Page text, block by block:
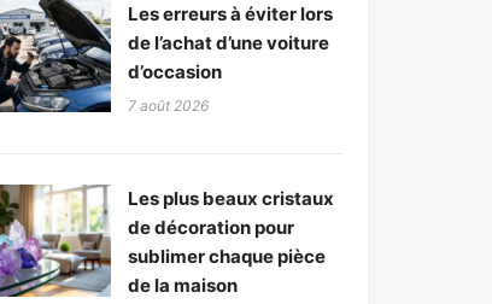
Les erreurs à éviter lors
de l’achat d’une voiture
d’occasion
7 août 2026
Les plus beaux cristaux
de décoration pour
sublimer chaque pièce
de la maison